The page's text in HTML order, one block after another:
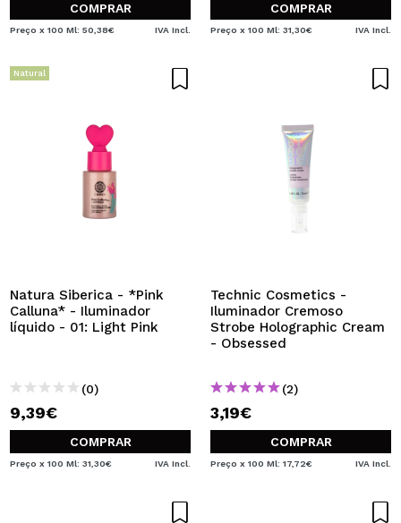
COMPRAR
Preço x 100 Ml: 50,38€ IVA Incl.
COMPRAR
Preço x 100 Ml: 31,30€ IVA Incl.
Natural
Natura Siberica - *Pink
Calluna* - Iluminador
líquido - 01: Light Pink
(0)
9,39€
COMPRAR
Preço x 100 Ml: 31,30€ IVA Incl.
Technic Cosmetics -
Iluminador Cremoso
Strobe Holographic Cream
- Obsessed
(2)
3,19€
COMPRAR
Preço x 100 Ml: 17,72€ IVA Incl.